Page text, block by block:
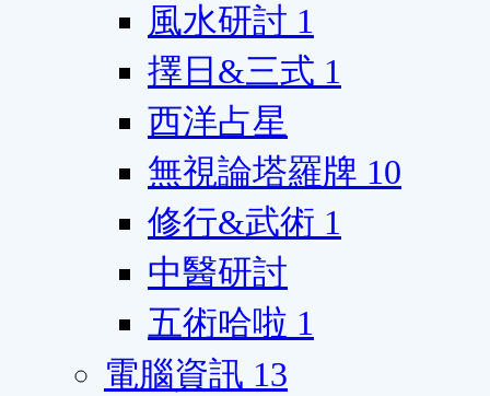
風水研討 1
擇日&三式 1
西洋占星
無視論塔羅牌 10
修行&武術 1
中醫研討
五術哈啦 1
電腦資訊 13